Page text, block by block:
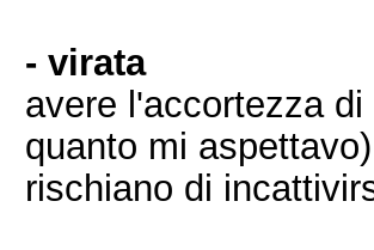
- virata
avere l'accortezza
quanto mi
rischiano di